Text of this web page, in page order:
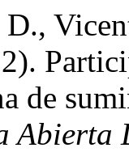
D.,
de
Abierta